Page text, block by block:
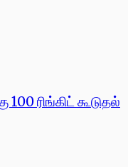
ரிங்கிட் கூடுதல்